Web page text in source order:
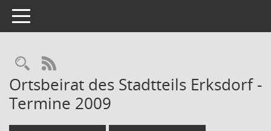
Toggle navigation
Rechercheauswahl
RSS-Feed
Ortsbeirat des Stadtteils Erksdorf -
Termine 2009